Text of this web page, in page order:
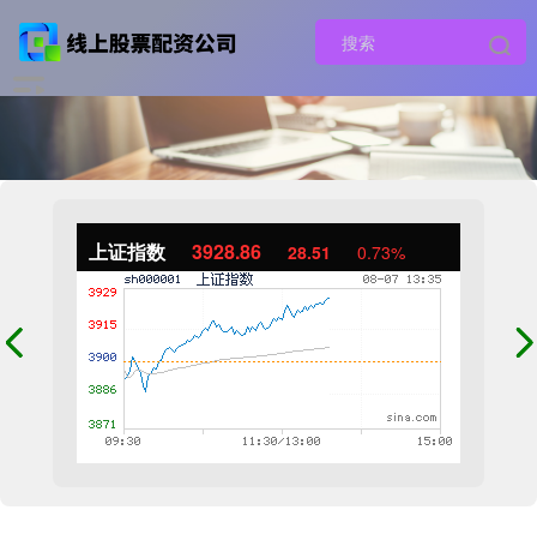
上证指数 3928.86 28.51 0.73%